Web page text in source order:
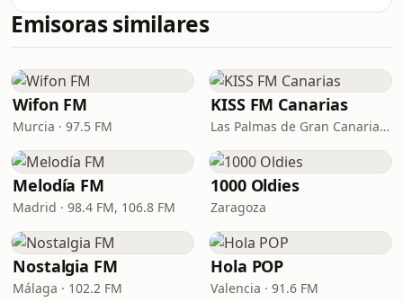
Emisoras similares
Wifon FM
Murcia · 97.5 FM
KISS FM Canarias
Las Palmas de Gran Canaria · 102.4 FM
Melodía FM
Madrid · 98.4 FM, 106.8 FM
1000 Oldies
Zaragoza
Nostalgia FM
Málaga · 102.2 FM
Hola POP
Valencia · 91.6 FM